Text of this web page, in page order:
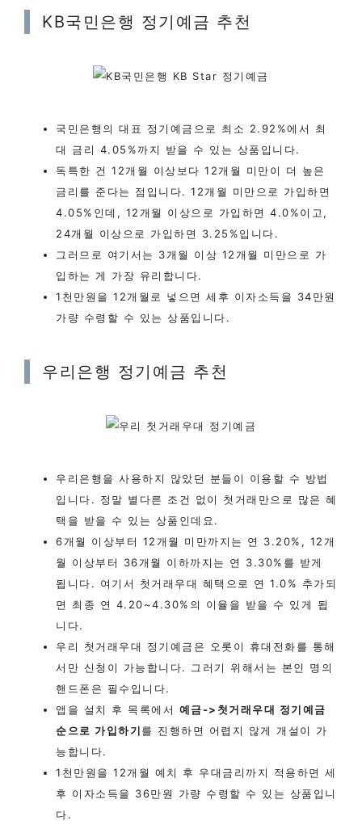
KB국민은행 정기예금 추천
국민은행의 대표 정기예금으로 최소 2.92%에서 최
대 금리 4.05%까지 받을 수 있는 상품입니다.
독특한 건 12개월 이상보다 12개월 미만이 더 높은
금리를 준다는 점입니다. 12개월 미만으로 가입하면
4.05%인데, 12개월 이상으로 가입하면 4.0%이고,
24개월 이상으로 가입하면 3.25%입니다.
그러므로 여기서는 3개월 이상 12개월 미만으로 가
입하는 게 가장 유리합니다.
1천만원을 12개월로 넣으면 세후 이자소득을 34만원
가량 수령할 수 있는 상품입니다.
우리은행 정기예금 추천
우리은행을 사용하지 않았던 분들이 이용할 수 방법
입니다. 정말 별다른 조건 없이 첫거래만으로 많은 혜
택을 받을 수 있는 상품인데요.
6개월 이상부터 12개월 미만까지는 연 3.20%, 12개
월 이상부터 36개월 이하까지는 연 3.30%를 받게
됩니다. 여기서 첫거래우대 혜택으로 연 1.0% 추가되
면 최종 연 4.20~4.30%의 이율을 받을 수 있게 됩
니다.
우리 첫거래우대 정기예금은 오롯이 휴대전화를 통해
서만 신청이 가능합니다. 그러기 위해서는 본인 명의
핸드폰은 필수입니다.
앱을 설치 후 목록에서 예금->첫거래우대 정기예금
순으로 가입하기를 진행하면 어렵지 않게 개설이 가
능합니다.
1천만원을 12개월 예치 후 우대금리까지 적용하면 세
후 이자소득을 36만원 가량 수령할 수 있는 상품입니
다.